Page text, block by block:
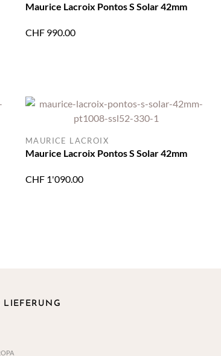
Maurice Lacroix Pontos S Solar 42mm
CHF 990.00
Maurice Lacroix Pontos S Solar 42mm
MAURICE LACROIX
CHF 1'090.00
LIEFERUNG